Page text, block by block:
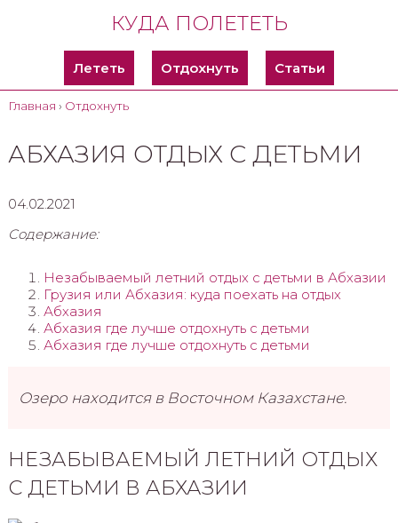
КУДА ПОЛЕТЕТЬ
Лететь Отдохнуть Статьи
Главная › Отдохнуть
АБХАЗИЯ ОТДЫХ С ДЕТЬМИ
04.02.2021
Содержание:
Незабываемый летний отдых с детьми в Абхазии
Грузия или Абхазия: куда поехать на отдых
Абхазия
Абхазия где лучше отдохнуть с детьми
Абхазия где лучше отдохнуть с детьми
Озеро находится в Восточном Казахстане.
НЕЗАБЫВАЕМЫЙ ЛЕТНИЙ ОТДЫХ
С ДЕТЬМИ В АБХАЗИИ